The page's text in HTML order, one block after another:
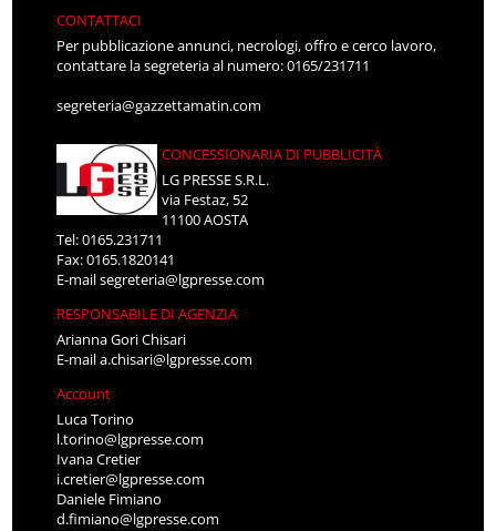
CONTATTACI
Per pubblicazione annunci, necrologi, offro e cerco lavoro,
contattare la segreteria al numero: 0165/231711
segreteria@gazzettamatin.com
CONCESSIONARIA DI PUBBLICITÀ
LG PRESSE S.R.L.
via Festaz, 52
11100 AOSTA
Tel: 0165.231711
Fax: 0165.1820141
E-mailsegreteria@lgpresse.com
RESPONSABILE DI AGENZIA
Arianna Gori Chisari
E-maila.chisari@lgpresse.com
Account
Luca Torino
l.torino@lgpresse.com
Ivana Cretier
i.cretier@lgpresse.com
Daniele Fimiano
d.fimiano@lgpresse.com